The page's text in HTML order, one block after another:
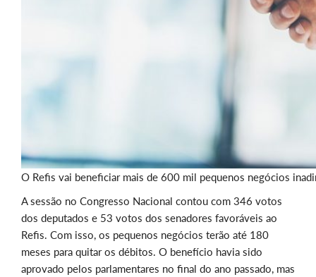
O Refis vai beneficiar mais de 600 mil pequenos negócios
A sessão no Congresso Nacional contou com 346 votos
dos deputados e 53 votos dos senadores favoráveis ao
Refis. Com isso, os pequenos negócios terão até 180
meses para quitar os débitos. O benefício havia sido
aprovado pelos parlamentares no final do ano passado, mas